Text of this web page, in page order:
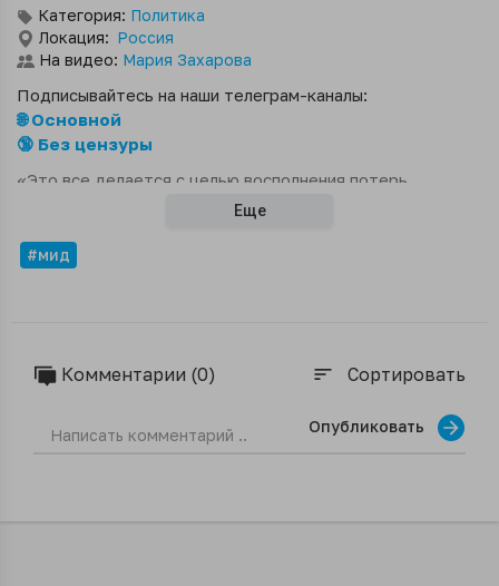
Категория: Политика
Локация: Россия
На видео: Мария Захарова
Подписывайтесь на наши телеграм-каналы:
🌐 Основной
🔞 Без цензуры
«Это все делается с целью восполнения потерь,
перегруппировки и продолжения боевых действий».
Еще
#мид
Комментарии (0) sort Сортировать
Опубликовать